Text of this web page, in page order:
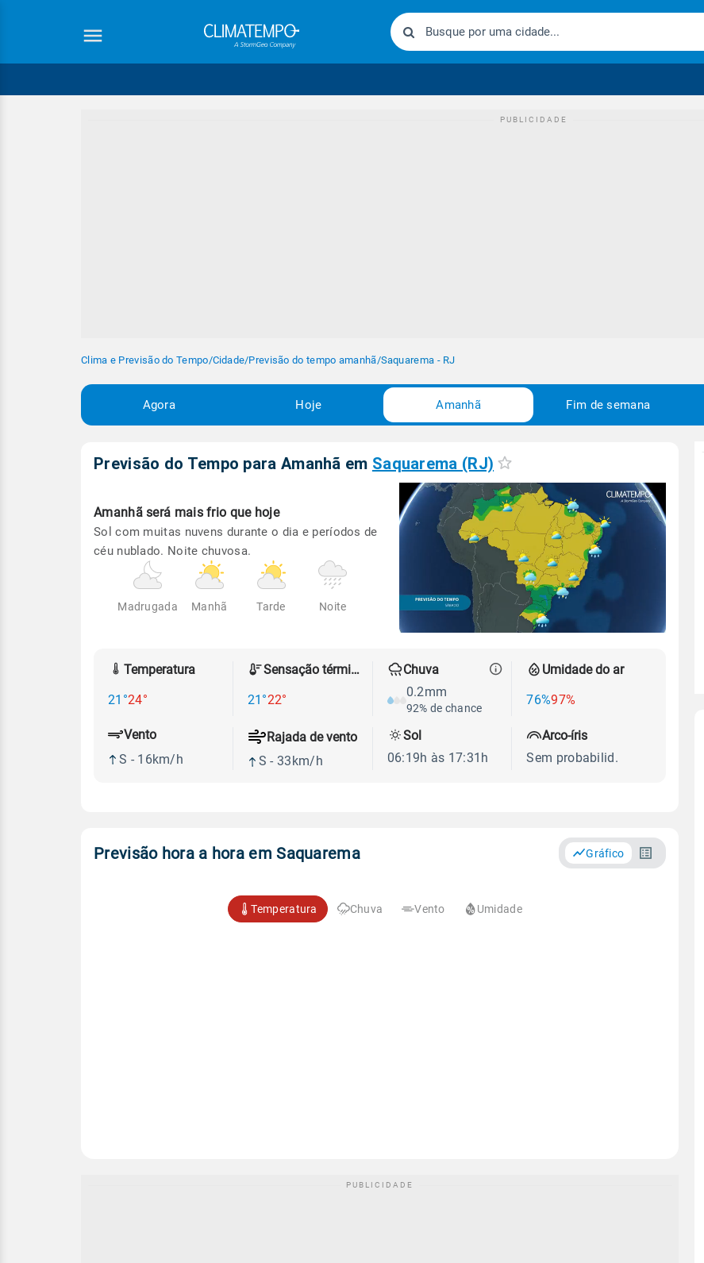
Clima e Previsão do Tempo/Cidade/Previsão do tempo amanhã/Saquarema - RJ
Agora Hoje Amanhã Fim de semana
Previsão do Tempo para Amanhã em Saquarema (RJ)
Amanhã será mais frio que hoje
Sol com muitas nuvens durante o dia e períodos de
céu nublado. Noite chuvosa.
Madrugada Manhã Tarde Noite
Temperatura
21°24°
Sensação térmica
21°22°
Chuva
0.2mm
92% de chance
Umidade do ar
76%97%
Vento
S - 16km/h
Rajada de vento
S - 33km/h
Sol
06:19h às 17:31h
Arco-íris
Sem probabilid.
Previsão hora a hora em Saquarema Gráfico
Temperatura Chuva Vento Umidade